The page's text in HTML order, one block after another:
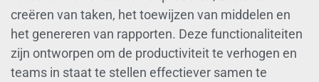
creëren van taken, het toewijzen van middelen en
het genereren van rapporten. Deze functionaliteiten
zijn ontworpen om de productiviteit te verhogen en
teams in staat te stellen effectiever samen te